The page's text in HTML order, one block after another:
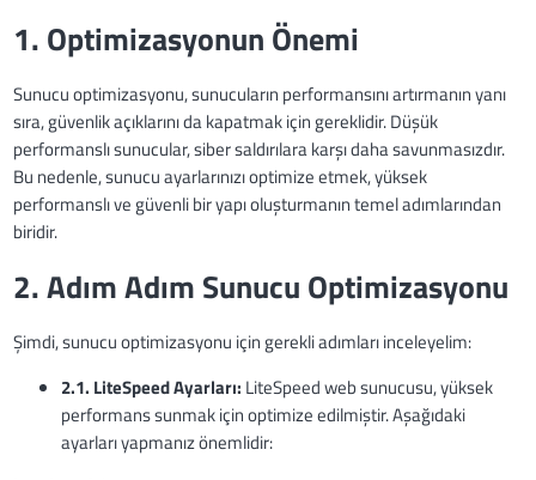
1. Optimizasyonun Önemi
Sunucu optimizasyonu, sunucuların performansını artırmanın yanı
sıra, güvenlik açıklarını da kapatmak için gereklidir. Düşük
performanslı sunucular, siber saldırılara karşı daha savunmasızdır.
Bu nedenle, sunucu ayarlarınızı optimize etmek, yüksek
performanslı ve güvenli bir yapı oluşturmanın temel adımlarından
biridir.
2. Adım Adım Sunucu Optimizasyonu
Şimdi, sunucu optimizasyonu için gerekli adımları inceleyelim:
2.1. LiteSpeed Ayarları: LiteSpeed web sunucusu, yüksek
performans sunmak için optimize edilmiştir. Aşağıdaki
ayarları yapmanız önemlidir: